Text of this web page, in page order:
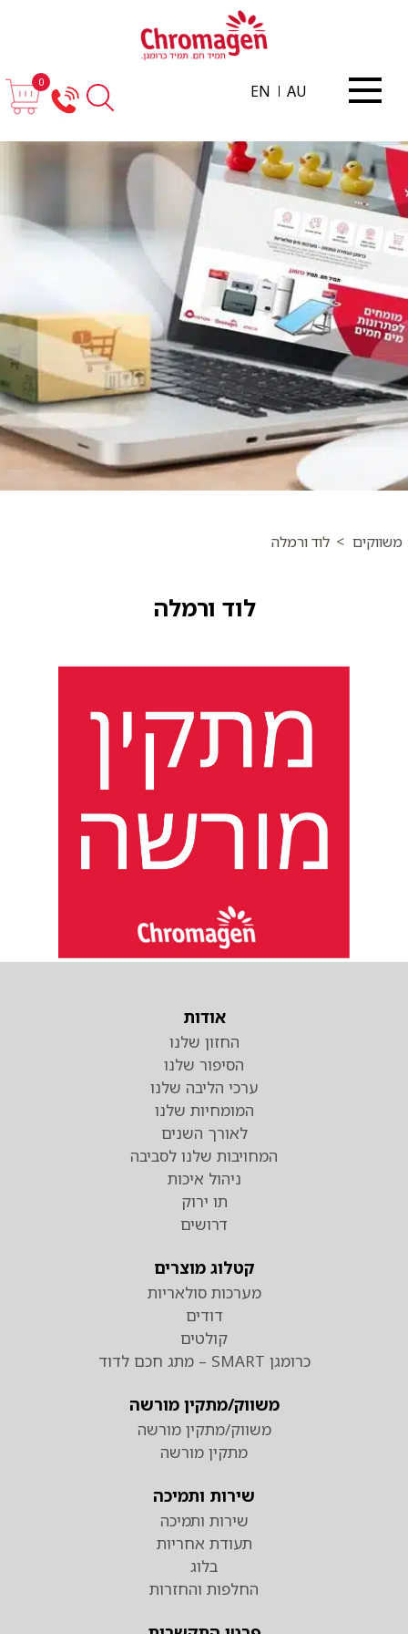
AU
EN
0
משווקים > לוד ורמלה
לוד ורמלה
אודות
החזון שלנו
הסיפור שלנו
ערכי הליבה שלנו
המומחיות שלנו
לאורך השנים
המחויבות שלנו לסביבה
ניהול איכות
תו ירוק
דרושים
קטלוג מוצרים
מערכות סולאריות
דודים
קולטים
כרומגן SMART – מתג חכם לדוד
משווק/מתקין מורשה
משווק/מתקין מורשה
מתקין מורשה
שירות ותמיכה
שירות ותמיכה
תעודת אחריות
בלוג
החלפות והחזרות